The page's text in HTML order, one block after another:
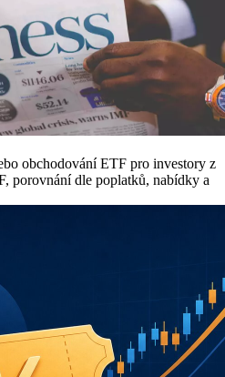
obchodování ETF pro investory z
porovnání dle poplatků, nabídky a